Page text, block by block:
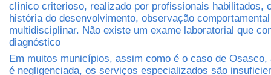
clínico criterioso, realizado por profissionais habilitados,
história do desenvolvimento, observação
multidisciplinar. Não existe um exame laboratorial que
diagnóstico
Em muitos municípios, assim como é o caso de Osasco,
é negligenciada, os serviços especializados são